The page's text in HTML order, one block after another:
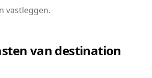
vastleggen.
van destination